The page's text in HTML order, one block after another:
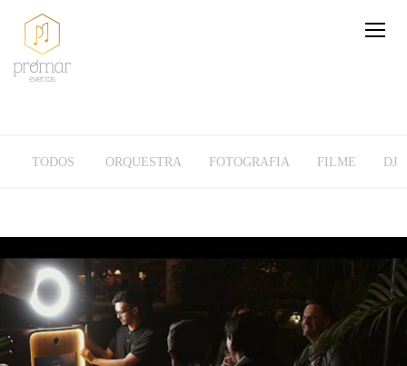
TODOS ORQUESTRA FOTOGRAFIA FILME DJ